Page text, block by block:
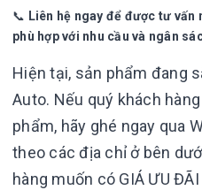
📞 Liên hệ ngay để được tư vấn
phù hợp với nhu cầu và ngân
Hiện tại, sản phẩm đang
Auto. Nếu quý khách
phẩm, hãy ghé ngay qua
theo các địa chỉ ở bên
hàng muốn có GIÁ ƯU